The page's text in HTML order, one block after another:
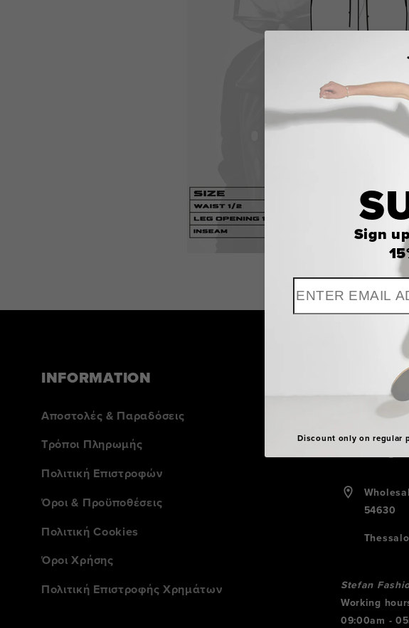
Sign
Discount only on regular
INFORMATION
Αποστολές & Παραδόσεις
Τρόποι Πληρωμής
Πολιτική Επιστροφών
Όροι & Προϋποθέσεις
Πολιτική Cookies
Όροι Χρήσης
Πολιτική Επιστροφής Χρημάτων
B2B AREA
+30
54630
Stefan
Working
09:00am -